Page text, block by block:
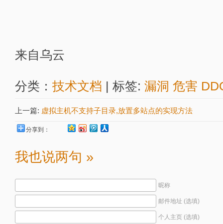
来自乌云
分类： 技术文档 | 标签: 漏洞 危害
上一篇: 虚拟主机不支持子目录,放置多站点的实现方法
分享到：
我也说两句 »
昵称
邮件地址 (选填)
个人主页 (选填)